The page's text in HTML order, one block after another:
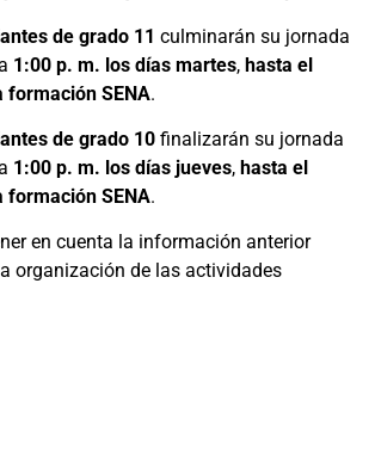
de grado 11 culminarán su jornada
1:00 p. m. los días martes, hasta el
formación SENA.
de grado 10 finalizarán su jornada
1:00 p. m. los días jueves, hasta el
formación SENA.
en cuenta la información anterior
organización de las actividades